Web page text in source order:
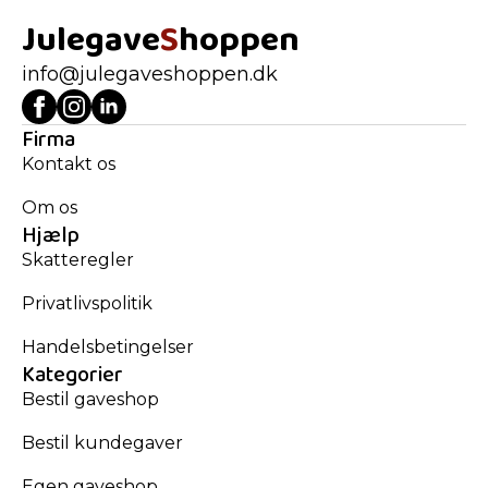
JulegaveShoppen
info@julegaveshoppen.dk
Firma
Kontakt os
Om os
Hjælp
Skatteregler
Privatlivspolitik
Handelsbetingelser
Kategorier
Bestil gaveshop
Bestil kundegaver